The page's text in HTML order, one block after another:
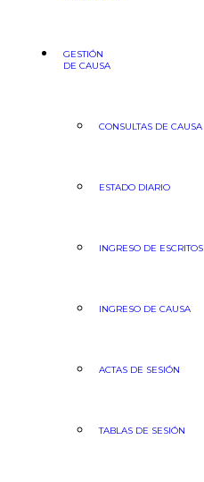
GESTIÓN
DE CAUSA
CONSULTAS DE CAUSA
ESTADO DIARIO
INGRESO DE ESCRITOS
INGRESO DE CAUSA
ACTAS DE SESIÓN
TABLAS DE SESIÓN